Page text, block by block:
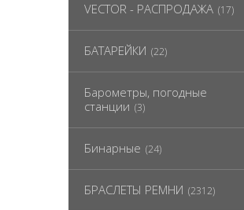
VECTOR - РАСПРОДАЖА (17)
БАТАРЕЙКИ (22)
Барометры, погодные
станции (3)
Бинарные (24)
БРАСЛЕТЫ РЕМНИ (2312)